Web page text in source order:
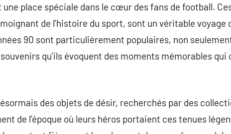
place spéciale dans le cœur des fans de football.
de l’histoire du sport, sont un véritable voyage
90 sont particulièrement populaires, non
qu’ils évoquent des moments mémorables qui
des objets de désir, recherchés par des
de l’époque où leurs héros portaient ces tenues